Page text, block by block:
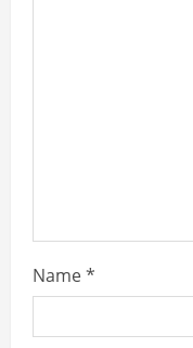
g
Name*